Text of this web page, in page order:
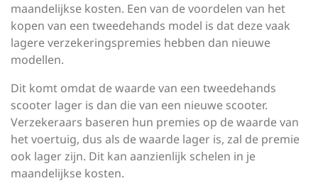
maandelijkse kosten. Een van de voordelen van het
kopen van een tweedehands model is dat deze vaak
lagere verzekeringspremies hebben dan nieuwe
modellen.
Dit komt omdat de waarde van een tweedehands
scooter lager is dan die van een nieuwe scooter.
Verzekeraars baseren hun premies op de waarde van
het voertuig, dus als de waarde lager is, zal de premie
ook lager zijn. Dit kan aanzienlijk schelen in je
maandelijkse kosten.